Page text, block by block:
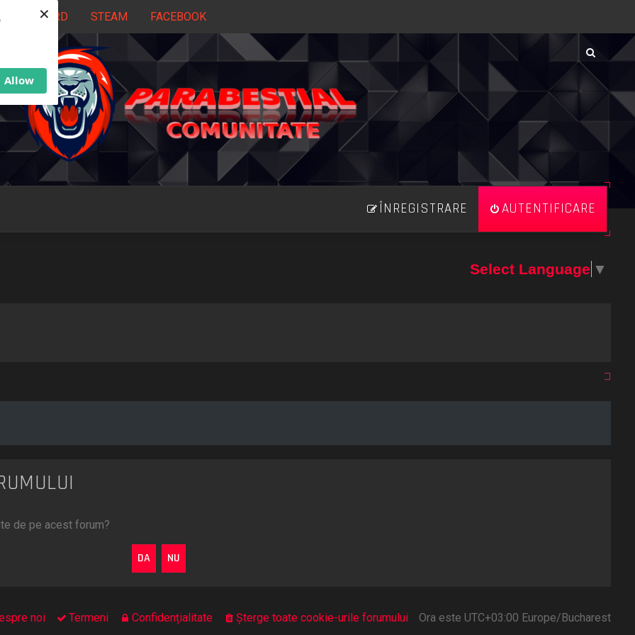
Allow
×
DISCORD STEAM FACEBOOK
AUTENTIFICARE
ÎNREGISTRARE
Select Language ▼
de pe acest forum?
Ora este UTC+03:00 Europe/Bucharest
Şterge toate cookie-urile forumului
Confidențialitate
Termeni
noi